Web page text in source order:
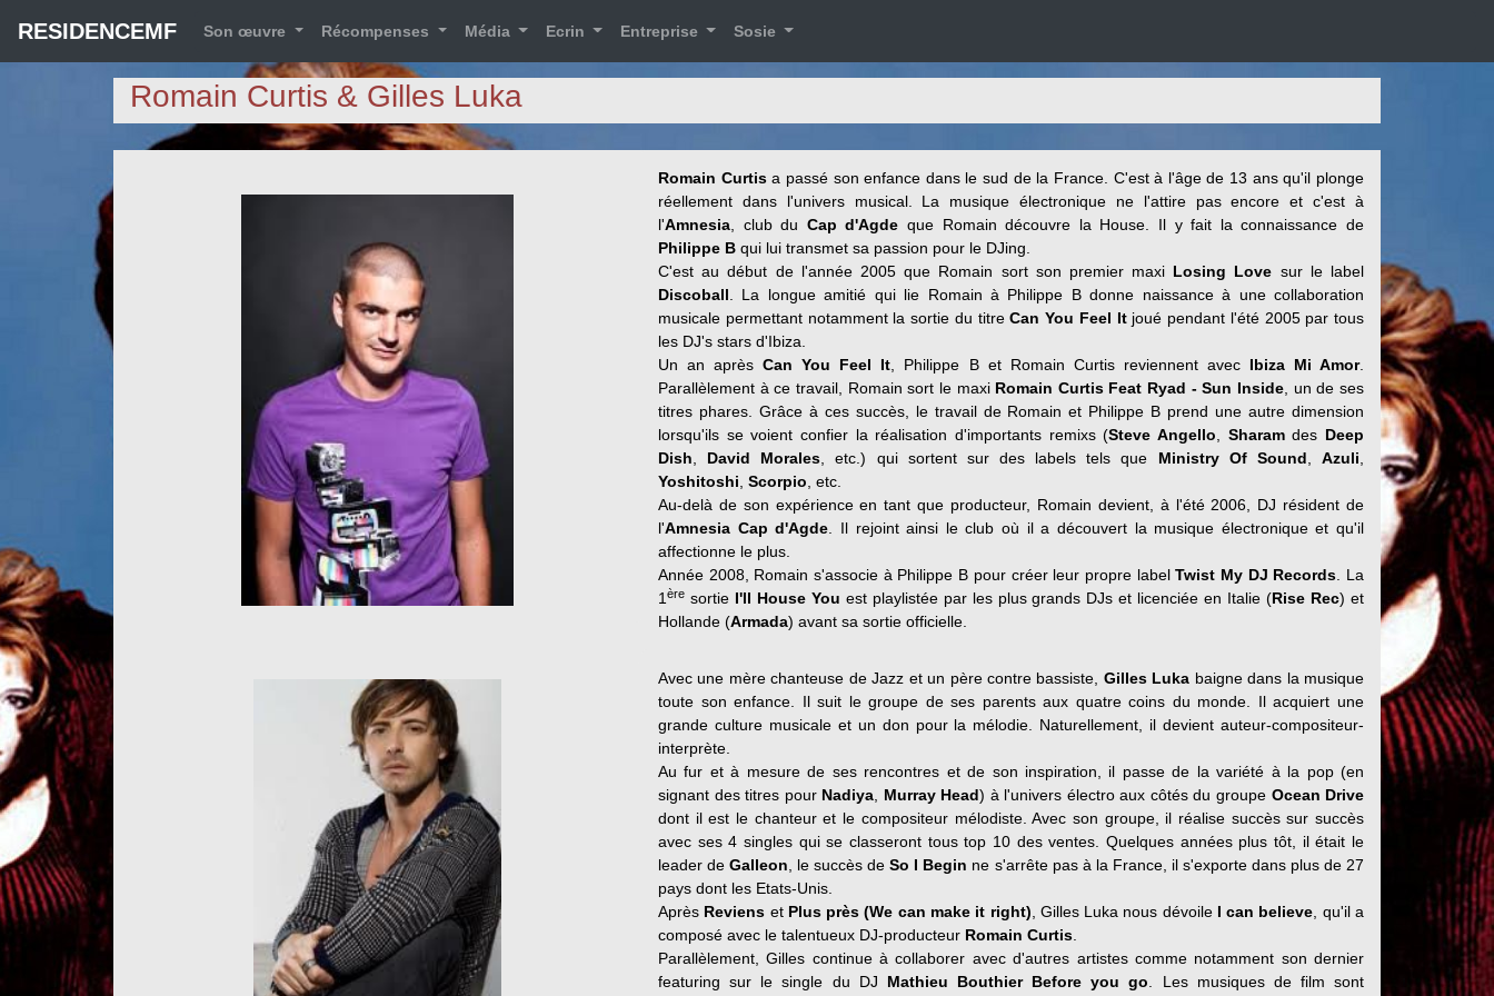
RESIDENCEMF Son œuvre Récompenses Média Ecrin Entreprise Sosie
Romain Curtis & Gilles Luka
Romain Curtisa passé son enfance dans le sud de la France. C'est à l'âge de 13 ans qu'il plonge
réellement dans l'univers musical. La musique électronique ne l'attire pas encore et c'est à
l'Amnesia , club du Cap d'Agde que Romain découvre la House. Il y fait la connaissance de
Philippe B qui lui transmet sa passion pour le DJing.
C'est au début de l'année 2005 que Romain sort son premier maxi Losing Love sur le label
Discoball . La longue amitié qui lie Romain à Philippe B donne naissance à une collaboration
musicale permettant notamment la sortie du titreCan You Feel Itjoué pendant l'été 2005 par tous
les DJ's stars d'Ibiza.
Un an aprèsCan You Feel It , Philippe B et Romain Curtis reviennent avec Ibiza Mi Amor.
Parallèlement à ce travail, Romain sort le maxi Romain Curtis Feat Ryad - Sun Inside , un de ses
titres phares. Grâce à ces succès, le travail de Romain et Philippe B prend une autre dimension
lorsqu'ils se voient confier la réalisation d'importants remixs (Steve Angello Sharamdes Deep
Dish
David Morales , etc.) qui sortent sur des labels tels que Ministry Of Sound ,Azuli
Yoshitoshi Scorpio , etc.
Au-delà de son expérience en tant que producteur, Romain devient, à l'été 2006, DJ résident de
l'Amnesia Cap d'Agde . Il rejoint ainsi le club où il a découvert la musique électronique et qu'il
affectionne le plus.
Année 2008, Romain s'associe à Philippe B pour créer leur propre labelTwist My DJ Records . La
1 ère sortie I'll House You est playlistée par les plus grands DJs et licenciée en Italie (Rise Rec) et
Hollande (Armada) avant sa sortie officielle.
Avec une mère chanteuse de Jazz et un père contre bassiste, Gilles Luka baigne dans la musique
toute son enfance. Il suit le groupe de ses parents aux quatre coins du monde. Il acquiert une
grande culture musicale et un don pour la mélodie. Naturellement, il devient auteur-compositeur-
interprète.
Au fur et à mesure de ses rencontres et de son inspiration, il passe de la variété à la pop (en
signant des titres pour Nadiya Murray Head) à l'univers électro aux côtés du groupe Ocean Drive
dont il est le chanteur et le compositeur mélodiste. Avec son groupe, il réalise succès sur succès
avec ses 4 singles qui se classeront tous top 10 des ventes. Quelques années plus tôt, il était le
leader deGalleon , le succès deSo I Begin ne s'arrête pas à la France, il s'exporte dans plus de 27
pays dont les Etats-Unis.
Après Reviens et Plus près (We can make it right) , Gilles Luka nous dévoile I can believe , qu'il a
composé avec le talentueux DJ-producteur Romain Curtis
Parallèlement, Gilles continue à collaborer avec d'autres artistes comme notamment son dernier
featuring sur le single du DJ Mathieu Bouthier Before you go . Les musiques de film sont